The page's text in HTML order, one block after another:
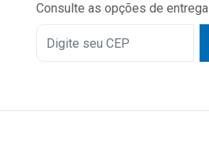
Consulte as opções de entrega